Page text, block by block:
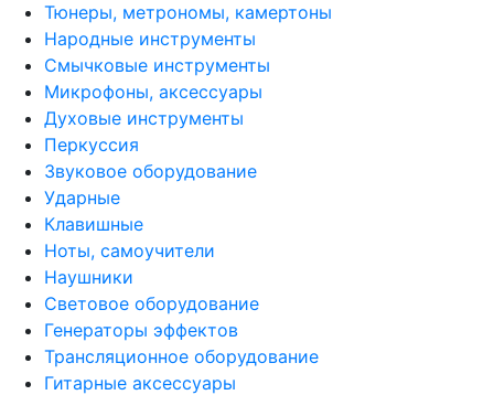
Тюнеры, метрономы, камертоны
Народные инструменты
Смычковые инструменты
Микрофоны, аксессуары
Духовые инструменты
Перкуссия
Звуковое оборудование
Ударные
Клавишные
Ноты, самоучители
Наушники
Световое оборудование
Генераторы эффектов
Трансляционное оборудование
Гитарные аксессуары